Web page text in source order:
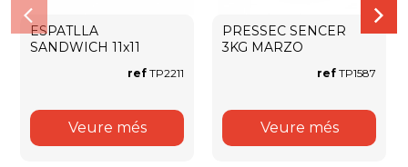
ESPATLLA
SANDWICH 11x11
ref TP2211
Veure més
PRESSEC SENCER
3KG MARZO
ref TP1587
Veure més